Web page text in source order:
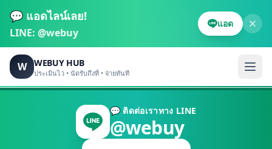
💬 แอดไลน์เลย!
LINE: @webuy
แอด
W WEBUY HUB
ประเมินไว • นัดรับถึงที่ • จ่ายทันที
💬 ติดต่อเราทาง LINE
@webuy